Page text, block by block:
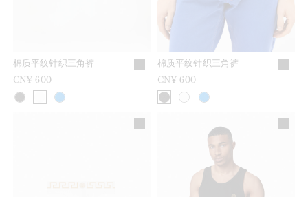
棉质平纹针织三角裤
CN¥ 600
棉质平纹针织三角裤
CN¥ 600